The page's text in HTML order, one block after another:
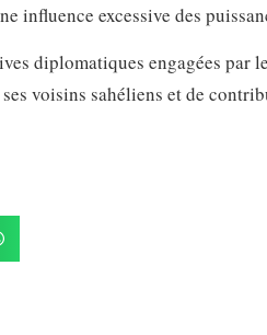
influence excessive des
diplomatiques engagées par
voisins sahéliens et de